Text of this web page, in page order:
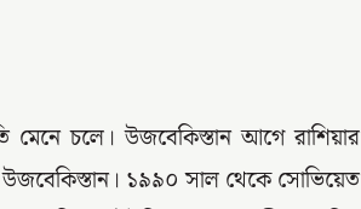
মেনে চলে। উজবেকিস্তান আগে রাশিয়ার
উজবেকিস্তান। ১৯৯০ সাল থেকে সোভিয়েত